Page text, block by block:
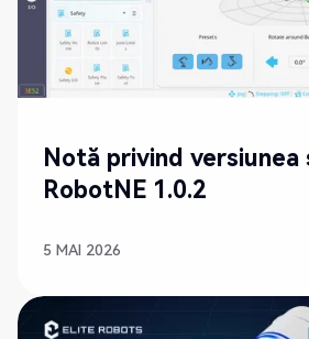
Notă privind
RobotNE 1.0.2
5 MAI 2026